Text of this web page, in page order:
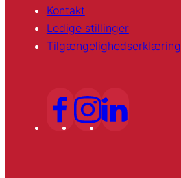
Kontakt
Ledige stillinger
Tilgængelighedserklæring